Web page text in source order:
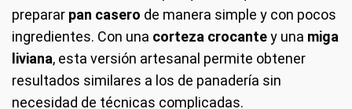
preparar pan casero de manera simple y con pocos
ingredientes. Con una corteza crocantey una miga
liviana, esta versión artesanal permite obtener
resultados similares a los de panadería sin
necesidad de técnicas complicadas.